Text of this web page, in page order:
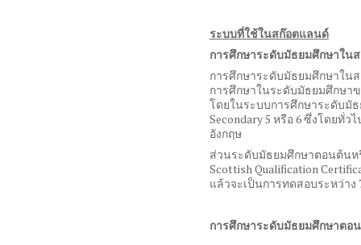
ระบบที่ใช้ในสก๊อตแลนด์
การศึกษาระดับมัธยมศึกษาใน
การศึกษาระดับมัธยมศึกษาใน
การศึกษาในระดับมัธยมศึกษา
โดยในระบบการศึกษาระดับมั
Secondary 5 หรือ6ซึ่งโดยทั่ว
อังกฤษ
ส่วนระดับมัธยมศึกษาตอนต้น
Scottish Qualification
แล้วจะเป็นการทดสอบระหว่าง
การศึกษาระดับมัธยมศึกษาตอ